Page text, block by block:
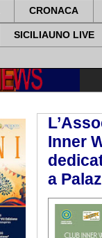
CRONACA
SICILIAUNO LIVE
Inner
a